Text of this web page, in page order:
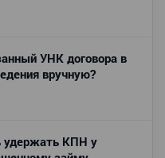
УНК договора в
вручную?
удержать КПН у